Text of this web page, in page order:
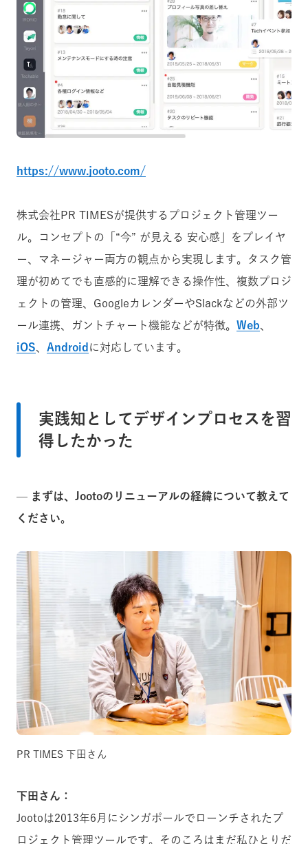
https://www.jooto.com/
株式会社PR TIMESが提供するプロジェクト管理ツー
ル。コンセプトの「“今” が見える 安心感」をプレイヤ
ー、マネージャー両方の観点から実現します。タスク管
理が初めてでも直感的に理解できる操作性、複数プロジ
ェクトの管理、GoogleカレンダーやSlackなどの外部ツ
ール連携、ガントチャート機能などが特徴。 Web
iOS
Android に対応しています。
実践知としてデザインプロセスを習
得したかった
— まずは、Jootoのリニューアルの経緯について教えて
ください。
PR TIMES 下田さん
下田さん：
Jootoは2013年6月にシンガポールでローンチされたプ
ロジェクト管理ツールです。そのころはまだ私ひとりだ